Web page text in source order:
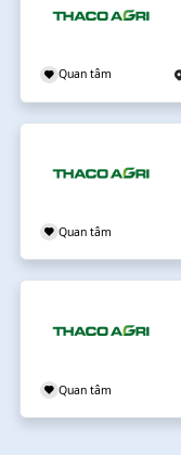
Quan tâm
Quan tâm
Quan tâm